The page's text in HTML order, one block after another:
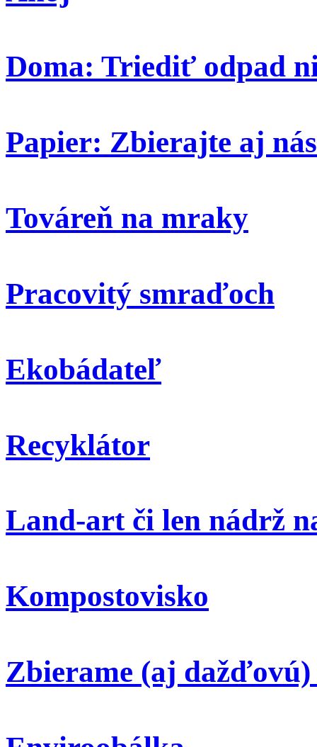
Doma: Triediť odpad
Papier: Zbierajte aj
Továreň na mraky
Pracovitý smraďoch
Ekobádateľ
Recyklátor
Land-art či len nádrž
Kompostovisko
Zbierame (aj